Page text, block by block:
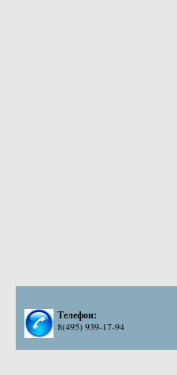
Телефон:
8(495) 939-17-94